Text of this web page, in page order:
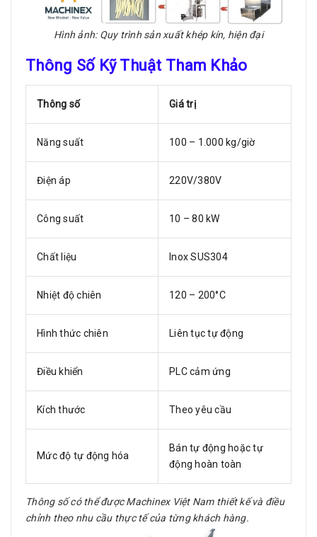
Hình ảnh: Quy trình sản xuất khép kín, hiện đại
Thông Số Kỹ Thuật Tham Khảo
Thông số Giá trị
Năng suất 100 – 1.000 kg/giờ
Điện áp 220V/380V
Công suất 10 – 80 kW
Chất liệu Inox SUS304
Nhiệt độ chiên 120 – 200°C
Hình thức chiên Liên tục tự động
Điều khiển PLC cảm ứng
Kích thước Theo yêu cầu
Mức độ tự động hóa
Bán tự động hoặc tự
động hoàn toàn
Thông số có thể được Machinex Việt Nam thiết kế và điều
chỉnh theo nhu cầu thực tế của từng khách hàng.